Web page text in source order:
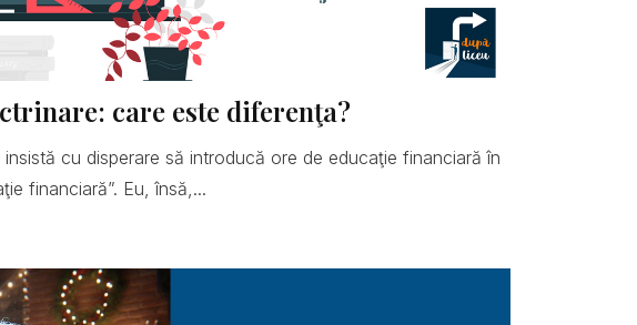
care este diferenţa?
cu disperare să introducă ore de educaţie financiară în
financiară”. Eu, însă,...